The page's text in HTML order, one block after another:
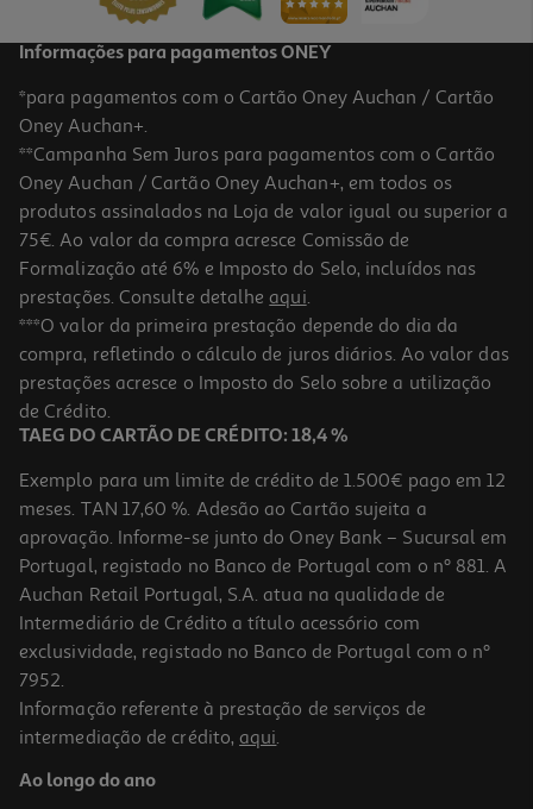
Informações para pagamentos ONEY
*para pagamentos com o Cartão Oney Auchan / Cartão
Oney Auchan+.
**Campanha Sem Juros para pagamentos com o Cartão
Oney Auchan / Cartão Oney Auchan+, em todos os
produtos assinalados na Loja de valor igual ou superior a
75€. Ao valor da compra acresce Comissão de
Formalização até 6% e Imposto do Selo, incluídos nas
prestações. Consulte detalhe aqui.
***O valor da primeira prestação depende do dia da
compra, refletindo o cálculo de juros diários. Ao valor das
prestações acresce o Imposto do Selo sobre a utilização
de Crédito.
TAEG DO CARTÃO DE CRÉDITO: 18,4 %
Exemplo para um limite de crédito de 1.500€ pago em 12
meses. TAN 17,60 %. Adesão ao Cartão sujeita a
aprovação. Informe-se junto do Oney Bank – Sucursal em
Portugal, registado no Banco de Portugal com o nº 881. A
Auchan Retail Portugal, S.A. atua na qualidade de
Intermediário de Crédito a título acessório com
exclusividade, registado no Banco de Portugal com o nº
7952.
Informação referente à prestação de serviços de
intermediação de crédito, aqui.
Ao longo do ano